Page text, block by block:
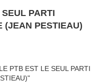
PARTI
(JEAN PESTIEAU)